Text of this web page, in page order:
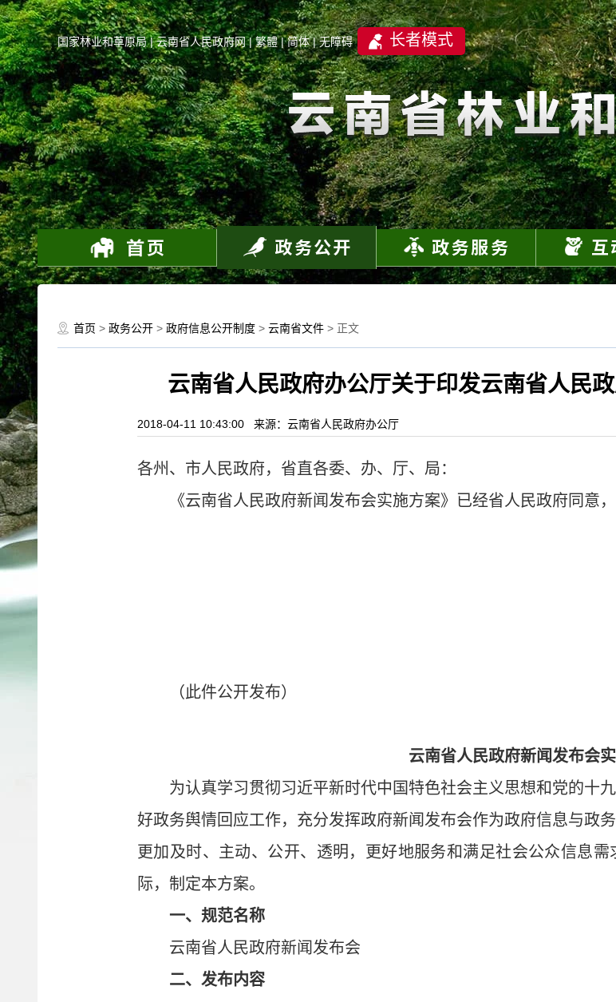
国家林业和草原局|云南省人民政府网|繁體|简体|无障碍 长者模式
首页 > 政务公开 > 政府信息公开制度 > 云南省文件 > 正文
云南省人民政府办公厅关于印发云南省人民
2018-04-11 10:43:00 来源：云南省人民政府办公厅
各州、市人民政府，省直各委、办、厅、局：
《云南省人民政府新闻发布会实施方案》已经省人民政府同意
（此件公开发布）
云南省人民政府新闻发布会
为认真学习贯彻习近平新时代中国特色社会主义思想和党的十
好政务舆情回应工作，充分发挥政府新闻发布会作为政府信息与政
更加及时、主动、公开、透明，更好地服务和满足社会公众信息
际，制定本方案。
一、规范名称
云南省人民政府新闻发布会
二、发布内容